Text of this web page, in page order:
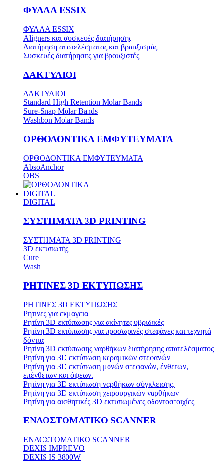
ΦΥΛΛΑ ESSIX
ΦΥΛΛΑ ESSIX
Aligners και συσκευές διατήρησης
Διατήρηση αποτελέσματος και βρουξισμός
Συσκευές διατήρησης για βρουξιστές
ΔΑΚΤΥΛΙΟΙ
ΔΑΚΤΥΛΙΟΙ
Standard High Retention Molar Bands
Sure-Snap Molar Bands
Washbon Molar Bands
ΟΡΘΟΔΟΝΤΙΚΑ ΕΜΦΥΤΕΥΜΑΤΑ
ΟΡΘΟΔΟΝΤΙΚΑ ΕΜΦΥΤΕΥΜΑΤΑ
AbsoAnchor
OBS
DIGITAL
DIGITAL
ΣΥΣΤΗΜΑΤΑ 3D PRINTING
ΣΥΣΤΗΜΑΤΑ 3D PRINTING
3D εκτυπωτής
Cure
Wash
ΡΗΤΙΝΕΣ 3D ΕΚΤΥΠΩΣΗΣ
ΡΗΤΙΝΕΣ 3D ΕΚΤΥΠΩΣΗΣ
Ρητινες για εκμαγεια
Ρητίνη 3D εκτύπωσης για ακίνητες υβριδικές
Ρητίνη 3D εκτύπωσης για προσωρινές στεφάνες και τεχνητά
δόντια
Ρητίνη 3D εκτύπωσης ναρθήκων διατήρησης αποτελέσματος
Ρητίνη για 3D εκτύπωση κεραμικών στεφανών
Ρητίνη για 3D εκτύπωση μονών στεφανών, ένθετων,
επένθετων και όψεων.
Ρητίνη για 3D εκτύπωση ναρθήκων σύγκλεισης.
Ρητίνη για 3D εκτύπωση χειρουργικών ναρθήκων
Ρητίνη για αισθητικές 3D εκτυπωμένες οδοντοστοιχίες
ΕΝΔΟΣΤΟΜΑΤΙΚΟ SCANNER
ΕΝΔΟΣΤΟΜΑΤΙΚΟ SCANNER
DEXIS IMPREVO
DEXIS IS 3800W